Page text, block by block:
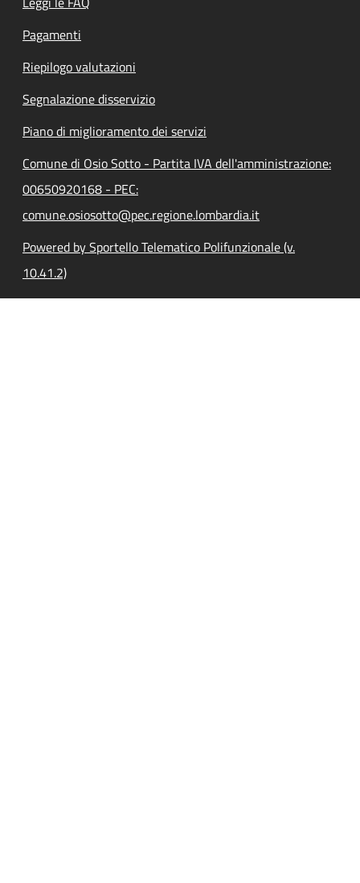
Pagamenti
Riepilogo valutazioni
Segnalazione disservizio
Piano di miglioramento dei servizi
Comune di Osio Sotto - Partita IVA dell'amministrazione:
00650920168 - PEC:
comune.osiosotto@pec.regione.lombardia.it
Powered by Sportello Telematico Polifunzionale (v.
10.41.2)